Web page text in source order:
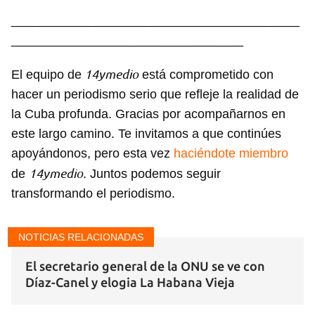
El equipo de 14ymedioestá comprometido con
hacer un periodismo serio que refleje la realidad de
la Cuba profunda. Gracias por acompañarnos en
este largo camino. Te invitamos a que continúes
apoyándonos, pero esta vez haciéndote miembro
de 14ymedio. Juntos podemos seguir
transformando el periodismo.
NOTICIAS RELACIONADAS
El secretario general de la ONU se ve con
Díaz-Canel y elogia La Habana Vieja